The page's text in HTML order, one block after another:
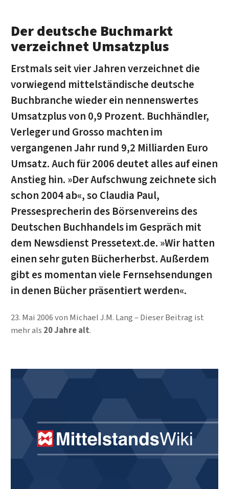
Der deutsche Buchmarkt
verzeichnet Umsatzplus
Erstmals seit vier Jahren verzeichnet die
vorwiegend mittelständische deutsche
Buchbranche wieder ein nennenswertes
Umsatzplus von 0,9 Prozent. Buchhändler,
Verleger und Grosso machten im
vergangenen Jahr rund 9,2 Milliarden Euro
Umsatz. Auch für 2006 deutet alles auf einen
Anstieg hin. »Der Aufschwung zeichnete sich
schon 2004 ab«, so Claudia Paul,
Pressesprecherin des Börsenvereins des
Deutschen Buchhandels im Gespräch mit
dem Newsdienst Pressetext.de. »Wir hatten
einen sehr guten Bücherherbst. Außerdem
gibt es momentan viele Fernsehsendungen
in denen Bücher präsentiert werden«.
23. Mai 2006von Michael J.M. Lang
Dieser Beitrag ist
mehr als 20 Jahre alt.